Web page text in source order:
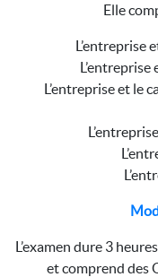
Elle
L’entreprise
L’entreprise et le
L’examen dure 3
et comprend des